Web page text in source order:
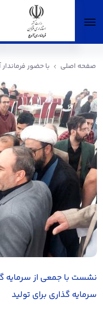
صفحه اصلی با حضور فرماندار
نشست با جمعی از سرمایه
سرمایه گذاری برای تولید